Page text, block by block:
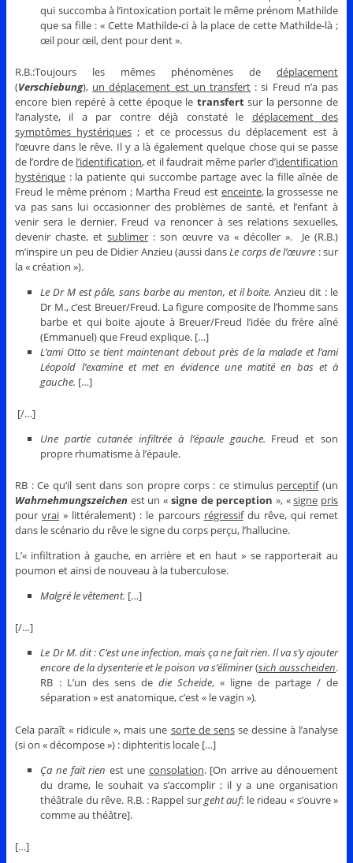
qui succomba à l’intoxication portait le même prénom Mathilde
que sa fille : « Cette Mathilde-ci à la place de cette Mathilde-là ;
œil pour œil, dent pour dent ».
R.B.:Toujours les mêmes phénomènes dedéplacement
(Verschiebung), un déplacement est un transfert : si Freud n’a pas
encore bien repéré à cette époque le transfertsur la personne de
l’analyste, il a par contre déjà constaté le déplacement des
symptômes hystériques; et ce processus du déplacement est à
l’œuvre dans le rêve. Il y a là également quelque chose qui se passe
de l’ordre de l’identification, et il faudrait même parler d’identification
hystérique: la patiente qui succombe partage avec la fille aînée de
Freud le même prénom ; Martha Freud est enceinte, la grossesse ne
va pas sans lui occasionner des problèmes de santé, et l’enfant à
venir sera le dernier. Freud va renoncer à ses relations sexuelles,
devenir chaste, etsublimer : son œuvre va « décoller ». Je (R.B.)
m’inspire un peu de Didier Anzieu (aussi dansLe corps de l’œuvre : sur
la « création »).
Le Dr M est pâle, sans barbe au menton, et il boite. Anzieu dit : le
Dr M., c’est Breuer/Freud. La figure composite de l’homme sans
barbe et qui boite ajoute à Breuer/Freud l’idée du frère aîné
(Emmanuel) que Freud explique. […]
L’ami Otto se tient maintenant debout près de la malade et l’ami
Léopold l’examine et met en évidence une matité en bas et à
gauche. […]
[/…]
Une partie cutanée infiltrée à l’épaule gauche. Freud et son
propre rhumatisme à l’épaule.
RB : Ce qu’il sent dans son propre corps : ce stimulus perceptif(un
Wahrnehmungszeichen est un « signe de perception », «signe pris
pourvrai » littéralement) : le parcours régressifdu rêve, qui remet
dans le scénario du rêve le signe du corps perçu, l’hallucine.
L’« infiltration à gauche, en arrière et en haut » se rapporterait au
poumon et ainsi de nouveau à la tuberculose.
Malgré le vêtement. […]
[/…]
Le Dr M. dit : C’est une infection, mais ça ne fait rien. Il va s’y ajouter
encore de la dysenterie et le poison va s’éliminer(sich ausscheiden.
RB : L’un des sens de die Scheide, « ligne de partage / de
séparation » est anatomique, c’est « le vagin »).
Cela paraît « ridicule », mais une sorte de sensse dessine à l’analyse
(si on « décompose ») : diphteritis locale […]
Ça ne fait rien est une consolation. [On arrive au dénouement
du drame, le souhait va s’accomplir ; il y a une organisation
théâtrale du rêve. R.B. : Rappel surgeht auf: le rideau « s’ouvre »
comme au théâtre].
[…]